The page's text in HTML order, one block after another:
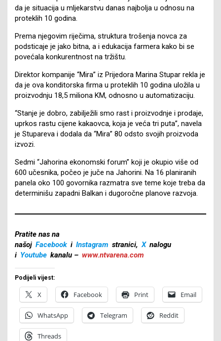
da je situacija u mljekarstvu danas najbolja u odnosu na
proteklih 10 godina.
Prema njegovim riječima, struktura trošenja novca za
podsticaje je jako bitna, a i edukacija farmera kako bi se
povećala konkurentnost na tržištu.
Direktor kompanije “Mira” iz Prijedora Marina Stupar rekla je
da je ova konditorska firma u proteklih 10 godina uložila u
proizvodnju 18,5 miliona KM, odnosno u automatizaciju.
“Stanje je dobro, zabilježili smo rast i proizvodnje i prodaje,
uprkos rastu cijene kakaovca, koja je veća tri puta”, navela
je Stupareva i dodala da “Mira” 80 odsto svojih proizvoda
izvozi.
Sedmi “Jahorina ekonomski forum” koji je okupio više od
600 učesnika, počeo je juče na Jahorini. Na 16 planiranih
panela oko 100 govornika razmatra sve teme koje treba da
determinišu zapadni Balkan i dugoročne planove razvoja.
Pratite nas na
našoj Facebook i Instagram stranici, X nalogu
i Youtube kanalu – www.ntvarena.com
Podijeli vijest:
X Facebook Print Email
WhatsApp Telegram Reddit
Threads